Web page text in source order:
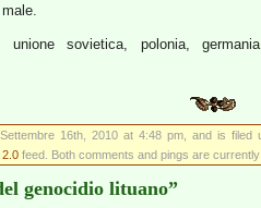
unione sovietica, polonia,
16th, 2010 at 4:48 pm, and is filed
2.0 feed. Both comments and pings are
genocidio lituano”